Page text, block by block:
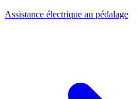
Assistance électrique au pédalage